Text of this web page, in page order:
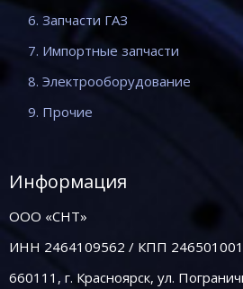
6. Запчасти ГАЗ
7. Импортные запчасти
8. Электрооборудование
9. Прочие
Информация
ООО «СНТ»
ИНН 2464109562 / КПП 246501001
660111, г. Красноярск, ул.